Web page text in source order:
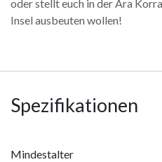
oder stellt euch in der Ära
Insel ausbeuten wollen!
Spezifikationen
Mindestalter